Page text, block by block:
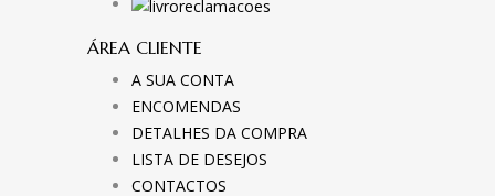
ÁREA CLIENTE
A SUA CONTA
ENCOMENDAS
DETALHES DA COMPRA
LISTA DE DESEJOS
CONTACTOS